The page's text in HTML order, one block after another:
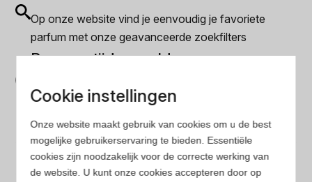
Op onze website vind je eenvoudig je favoriete
parfum met onze geavanceerde zoekfilters
Bespaar tijd en geld
Wij hebben alle prijzen voor je verzameld zodat jij
minder tijd en geld kwijt bent
Populaire herengeuren
Amouage Heren parfum
Cookie instellingen
Onze website maakt gebruik van cookies om u de best
mogelijke gebruikerservaring te bieden. Essentiële
cookies zijn noodzakelijk voor de correcte werking van
de website. U kunt onze cookies accepteren door op